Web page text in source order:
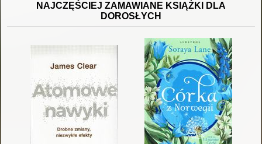
NAJCZĘŚCIEJ ZAMAWIANE KSIĄŻKI DLA
DOROSŁYCH